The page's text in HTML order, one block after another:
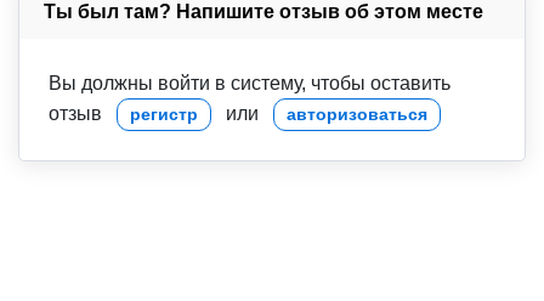
Ты был там? Напишите отзыв об этом месте
Вы должны войти в систему, чтобы оставить
отзыв
регистр или авторизоваться